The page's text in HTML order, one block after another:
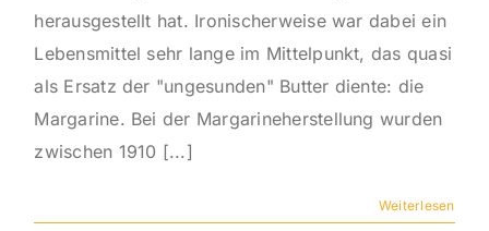
herausgestellt hat. Ironischerweise war dabei ein
Lebensmittel sehr lange im Mittelpunkt, das quasi
als Ersatz der "ungesunden" Butter diente: die
Margarine. Bei der Margarineherstellung wurden
zwischen 1910 [...]
Weiterlesen